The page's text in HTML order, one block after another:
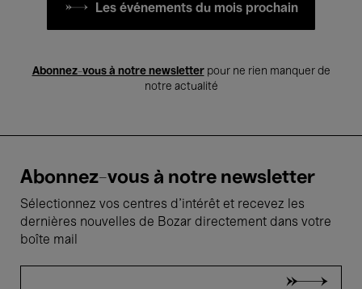
Les événements du mois prochain
Abonnez-vous à notre newsletterpour ne rien manquer de
notre actualité
Abonnez-vous à notre newsletter
Sélectionnez vos centres d'intérêt et recevez les
dernières nouvelles de Bozar directement dans votre
boîte mail